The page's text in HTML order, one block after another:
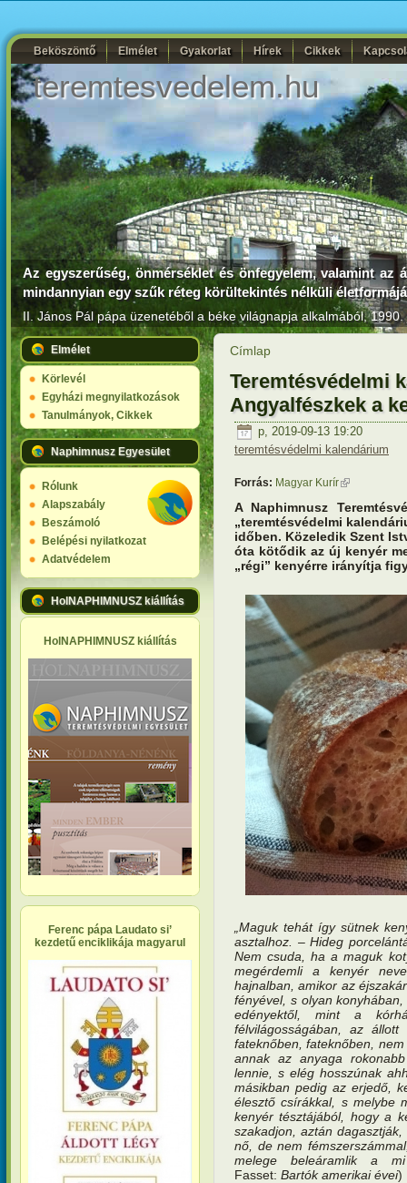
Beköszöntő Elmélet Gyakorlat Hírek Cikkek
teremtesvedelem.hu
Az egyszerűség, önmérséklet és önfegyelem, valamint
mindannyian egy szűk réteg körültekintés nélküli
II. János Pál pápa üzenetéből a béke világnapja alkalmából,
Elmélet
Körlevél
Egyházi megnyilatkozások
Tanulmányok, Cikkek
Naphimnusz Egyesület
Rólunk
Alapszabály
Beszámoló
Belépési nyilatkozat
Adatvédelem
HolNAPHIMNUSZ kiállítás
HolNAPHIMNUSZ kiállítás
Ferenc pápa Laudato si’
kezdetű enciklikája magyarul
Címlap
Teremtésvédelmi
Angyalfészkek a
p, 2019-09-13 19:20
teremtésvédelmi kalendárium
Forrás: Magyar Kurír(külső
A Naphimnusz
„teremtésvédelmi
időben. Közeledik Szent
óta kötődik az új kenyér
„régi” kenyérre irányítja
„Maguk tehát így sütnek
asztalhoz. – Hideg
Nem csuda, ha a maguk
megérdemli a kenyér
hajnalban, amikor az
fényével, s olyan
edényektől, mint a
félvilágosságában, az
fateknőben, fateknőben,
annak az anyaga
lennie, s elég hosszúnak
másikban pedig az erjedő,
élesztő csírákkal, s melybe
kenyér tésztájából, hogy a
szakadjon, aztán
nő, de nem
melege beleáramlik a mi
Fasset: Bartók amerikai évei)